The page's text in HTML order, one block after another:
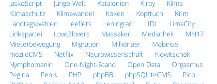
JaskoScript Junge Welt Katalonien Kirby
Klima
Klimaschutz
Klimawandel Koken Kopftuch
Krim
Landtagswahlen
leeflets Leningrad LIDL
LimaCity
Linkspartei
Love2lovers Massaker Mediathek
MH17
Mieterbewegung
Migration Millionaer
Mobirise
moziloCMS
Netflix Neurowissenschaft
Nowitschok
Nymphomanin
One-Night-Stand Open Data
Orgasmus
Pegida
Penis PHP phpBB phpSQLiteCMS
Pico